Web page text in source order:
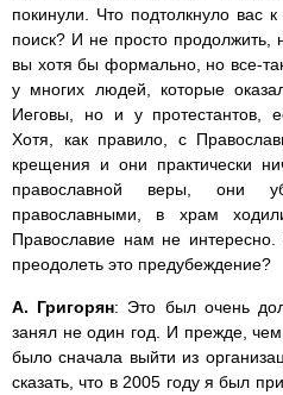
покинули. Что подтолкнуло вас
поиск? И не просто продолжить,
вы хотя бы формально, но все-
у многих людей, которые
Иеговы, но и у протестантов,
Хотя, как правило, с
крещения и они практически
православной веры, они
православными, в храм
Православие нам не
преодолеть это предубеждение?
А. Григорян: Это был очень
занял не один год. И прежде,
было сначала выйти из
сказать, что в 2005 году я был